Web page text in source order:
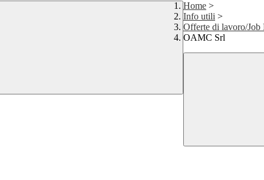
Home >
Info utili >
Offerte di lavoro/Job
OAMC Srl